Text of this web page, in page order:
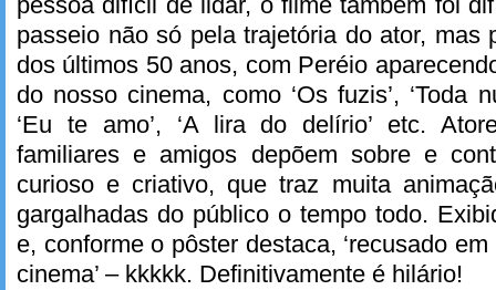
passeio não só pela trajetória do ator, mas
dos últimos 50 anos, com Peréio
do nosso cinema, como ‘Os fuzis’, ‘Toda
‘Eu te amo’, ‘A lira do delírio’ etc.
familiares e amigos depõem sobre e
curioso e criativo, que traz muita
gargalhadas do público o tempo todo.
e, conforme o pôster destaca, ‘recusado
cinema’ – kkkkk. Definitivamente é hilário!